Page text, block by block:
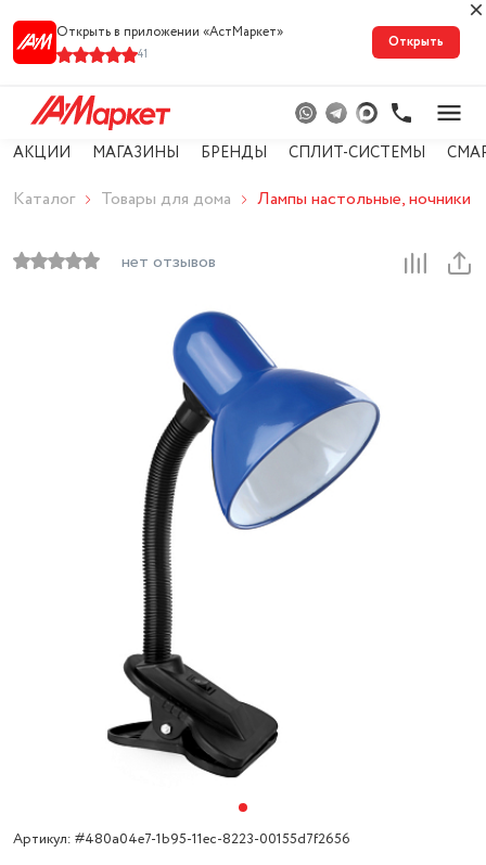
Открыть в приложении «АстМарке‪т‬»
41
Открыть
АКЦИИ МАГАЗИНЫ БРЕНДЫ СПЛИТ-СИСТЕМЫ
Каталог Товары для дома Лампы настольные, ночники
нет отзывов
Артикул: #480a04e7-1b95-11ec-8223-00155d7f2656